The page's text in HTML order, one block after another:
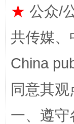
★ 公众/
共传媒、
China
同意其
一、遵